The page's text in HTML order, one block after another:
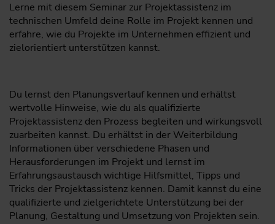
Lerne mit diesem Seminar zur Projektassistenz im
technischen Umfeld deine Rolle im Projekt kennen und
erfahre, wie du Projekte im Unternehmen effizient und
zielorientiert unterstützen kannst.
Du lernst den Planungsverlauf kennen und erhältst
wertvolle Hinweise, wie du als qualifizierte
Projektassistenz den Prozess begleiten und wirkungsvoll
zuarbeiten kannst. Du erhältst in der Weiterbildung
Informationen über verschiedene Phasen und
Herausforderungen im Projekt und lernst im
Erfahrungsaustausch wichtige Hilfsmittel, Tipps und
Tricks der Projektassistenz kennen. Damit kannst du eine
qualifizierte und zielgerichtete Unterstützung bei der
Planung, Gestaltung und Umsetzung von Projekten sein.